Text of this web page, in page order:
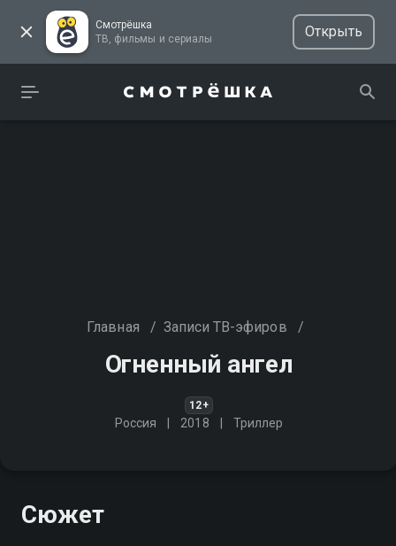
Смотрёшка
ТВ, фильмы и сериалы
Открыть
Главная / Записи ТВ-эфиров /
Огненный ангел
12+
Россия 2018 Триллер
Сюжет